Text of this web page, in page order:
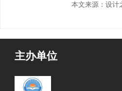
本文来源：设计
主办单位